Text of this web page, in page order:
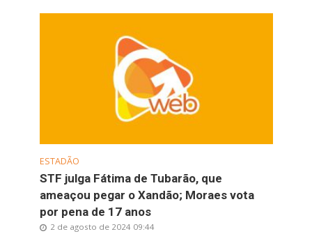
ESTADÃO
STF julga Fátima de Tubarão, que
ameaçou pegar o Xandão; Moraes vota
por pena de 17 anos
2 de agosto de 2024 09:44